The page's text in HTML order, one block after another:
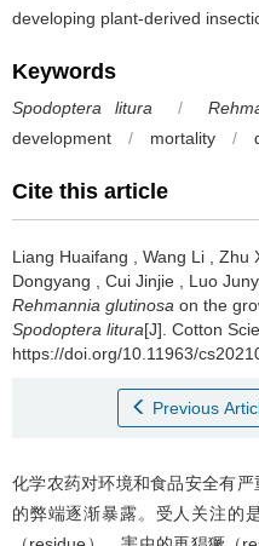
developing plant-derived
Keywords
Spodoptera litura /
development
/ mortality /
Cite this article
Liang Huaifang Wang Li Zhu
Dongyang
Cui Jinjie Luo
Rehmannia glutinosa on the
Spodoptera litura[J]. Cotton
https://doi.org/10.11963/
Previous
化学农药对环境和食品安全有
的弊端逐渐暴露。受人关注的